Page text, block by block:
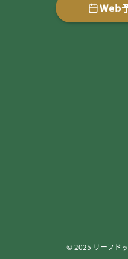
Web
©2025 リーフド